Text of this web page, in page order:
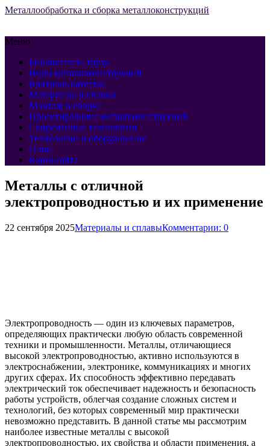
Металлообработка и сборка металлоконструкций
Меню
Безопасность труда
Виды металлоконструкций
Контроль качества
Материалы и сплавы
Монтаж и сборка
Проектирование металлоконструкций
Современные технологии
Технологии и оборудование
О нас
Карта сайта
Металлы с отличной
электропроводностью и их применение
22 сентября 2025Материалы и сплавыКомментарии: 0
Электропроводность — один из ключевых параметров,
определяющих практически любую область современной
техники и промышленности. Металлы, отличающиеся
высокой электропроводностью, активно используются в
электроснабжении, электронике, коммуникациях и многих
других сферах. Их способность эффективно передавать
электрический ток обеспечивает надежность и безопасность
работы устройств, облегчая создание сложных систем и
технологий, без которых современный мир практически
невозможно представить. В данной статье мы рассмотрим
наиболее известные металлы с высокой
электропроводностью, их свойства и области применения, а